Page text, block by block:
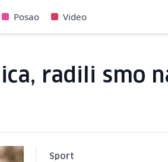
Posao Video
radili smo
Sport